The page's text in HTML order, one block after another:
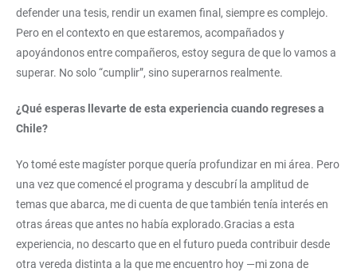
defender una tesis, rendir un examen final, siempre es complejo.
Pero en el contexto en que estaremos, acompañados y
apoyándonos entre compañeros, estoy segura de que lo vamos a
superar. No solo “cumplir”, sino superarnos realmente.
¿Qué esperas llevarte de esta experiencia cuando regreses a
Chile?
Yo tomé este magíster porque quería profundizar en mi área. Pero
una vez que comencé el programa y descubrí la amplitud de
temas que abarca, me di cuenta de que también tenía interés en
otras áreas que antes no había explorado.Gracias a esta
experiencia, no descarto que en el futuro pueda contribuir desde
otra vereda distinta a la que me encuentro hoy —mi zona de